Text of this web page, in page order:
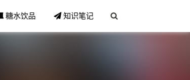
糖水饮品 知识笔记